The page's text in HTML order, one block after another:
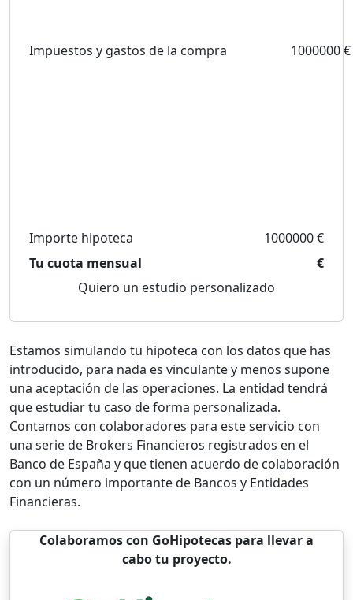
Impuestos y gastos de la compra 1000000 €
Importe hipoteca
1000000 €
Tu cuota mensual
€
Quiero un estudio personalizado
Estamos simulando tu hipoteca con los datos que has
introducido, para nada es vinculante y menos supone
una aceptación de las operaciones. La entidad tendrá
que estudiar tu caso de forma personalizada.
Contamos con colaboradores para este servicio con
una serie de Brokers Financieros registrados en el
Banco de España y que tienen acuerdo de colaboración
con un número importante de Bancos y Entidades
Financieras.
Colaboramos con GoHipotecas para llevar a
cabo tu proyecto.